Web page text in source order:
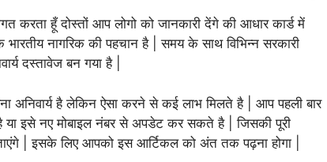
हूँ दोस्तों आप लोगो को जानकारी देंगे की आधार कार्ड में
नागरिक की पहचान है | समय के साथ विभिन्न सरकारी
दस्तावेज बन गया है |
अनिवार्य है लेकिन ऐसा करने से कई लाभ मिलते है | आप पहली बार
इसे नए मोबाइल नंबर से अपडेट कर सकते है | जिसकी पूरी
| इसके लिए आपको इस आर्टिकल को अंत तक पढ़ना होगा |